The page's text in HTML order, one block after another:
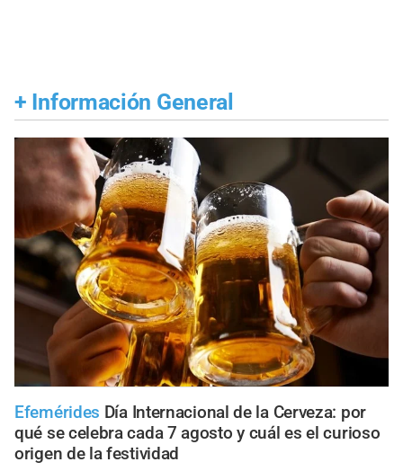
+ Información General
Efemérides Día Internacional de la Cerveza: por
qué se celebra cada 7 agosto y cuál es el curioso
origen de la festividad